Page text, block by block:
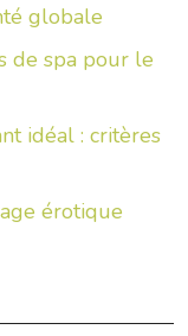
globale
de spa pour le
idéal : critères
érotique